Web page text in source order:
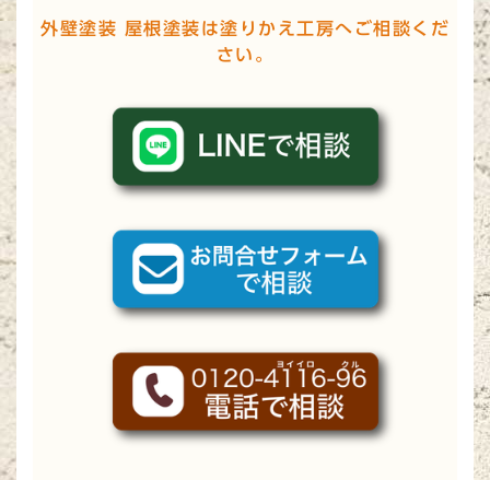
外壁塗装 屋根塗装は塗りかえ工房へご相談くだ
さい。